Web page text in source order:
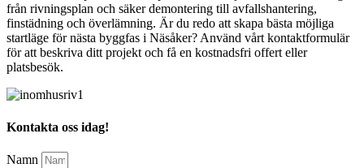
från rivningsplan och säker demontering till avfallshantering,
finstädning och överlämning. Är du redo att skapa bästa möjliga
startläge för nästa byggfas i Näsåker? Använd vårt kontaktformulär
för att beskriva ditt projekt och få en kostnadsfri offert eller
platsbesök.
Kontakta oss idag!
Namn